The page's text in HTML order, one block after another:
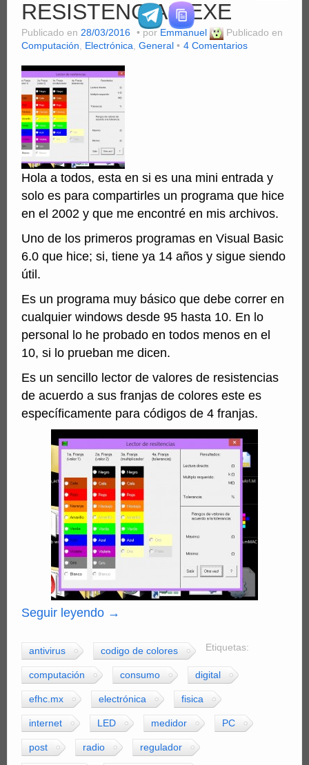
Clientes
Computación
MiniSFX
Servicios
PDFs
Videos
RESISTENCIAS.EXE
Publicado en 28/03/2016 por Emmanuel
Publicado en
Computación
Electrónica General 4 Comentarios
Hola a todos, esta en si es una mini entrada y
solo es para compartirles un programa que hice
en el 2002 y que me encontré en mis archivos.
Uno de los primeros programas en Visual Basic
6.0 que hice; si, tiene ya 14 años y sigue siendo
útil.
Es un programa muy básico que debe correr en
cualquier windows desde 95 hasta 10. En lo
personal lo he probado en todos menos en el
10, si lo prueban me dicen.
Es un sencillo lector de valores de resistencias
de acuerdo a sus franjas de colores este es
específicamente para códigos de 4 franjas.
Seguir leyendo →
Etiquetas:
antivirus codigo de colores
computación consumo digital
efhc.mx electrónica fisica
internet LED medidor PC
post radio regulador